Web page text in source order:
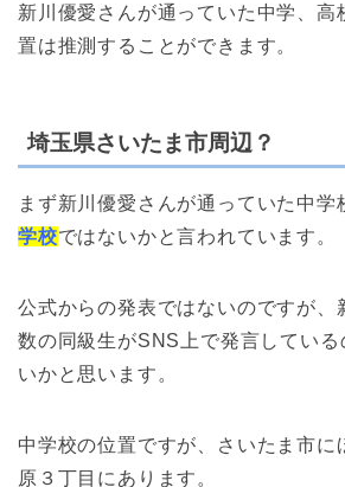
新川優愛さんが通っていた中学、高
置は推測することができます。
埼玉県さいたま市周辺？
まず新川優愛さんが通っていた中学
学校ではないかと言われています。
公式からの発表ではないのですが、
数の同級生がSNS上で発言している
いかと思います。
中学校の位置ですが、さいたま市に
原３丁目にあります。